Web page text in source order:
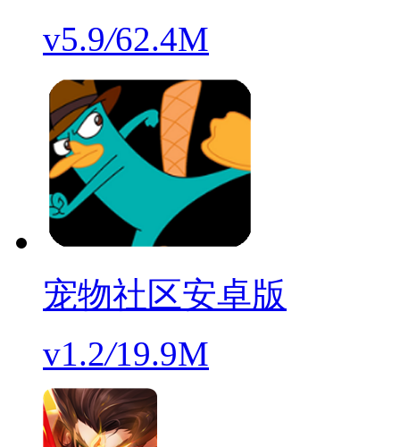
v5.9/62.4M
宠物社区安卓版
v1.2/19.9M